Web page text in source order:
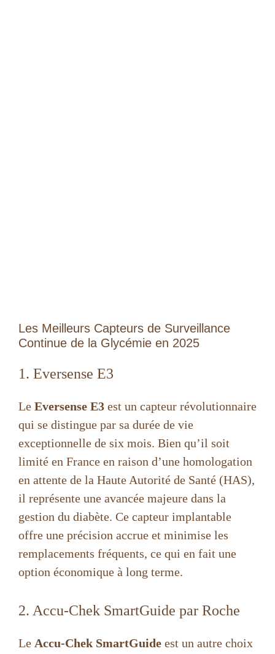
Les Meilleurs Capteurs de Surveillance
Continue de la Glycémie en 2025
1. Eversense E3
Le Eversense E3 est un capteur révolutionnaire
qui se distingue par sa durée de vie
exceptionnelle de six mois. Bien qu’il soit
limité en France en raison d’une homologation
en attente de la Haute Autorité de Santé (HAS),
il représente une avancée majeure dans la
gestion du diabète. Ce capteur implantable
offre une précision accrue et minimise les
remplacements fréquents, ce qui en fait une
option économique à long terme.
2. Accu-Chek SmartGuide par Roche
Le Accu-Chek SmartGuide est un autre choix